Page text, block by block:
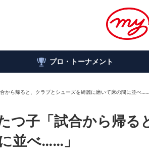
プロ・トーナメント
から帰ると、クラブとシューズを綺麗に磨いて床の間に並べ……
つ子「試合から帰
並べ……」